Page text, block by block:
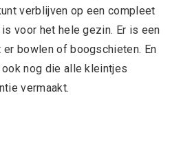
verblijven op een compleet
voor het hele gezin. Er is een
er bowlen of boogschieten. En
nog die alle kleintjes
vermaakt.